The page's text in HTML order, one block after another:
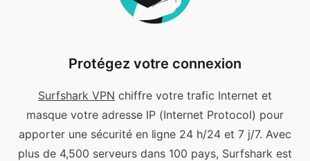
Protégez votre connexion
Surfshark VPN chiffre votre trafic Internet et
masque votre adresse IP (Internet Protocol) pour
apporter une sécurité en ligne 24 h/24 et 7 j/7. Avec
plus de 4,500 serveurs dans 100 pays, Surfshark est